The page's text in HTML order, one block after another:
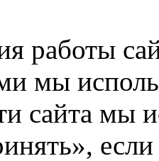
работы
мы
сайта мы
если